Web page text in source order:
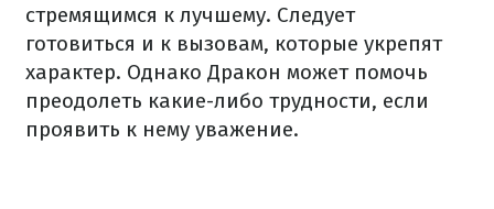
стремящимся к лучшему. Следует
готовиться и к вызовам, которые укрепят
характер. Однако Дракон может помочь
преодолеть какие-либо трудности, если
проявить к нему уважение.